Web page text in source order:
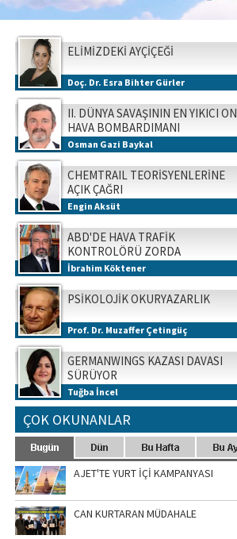
ELİMİZDEKİ AYÇİÇEĞİ
Doç. Dr. Esra Bihter Gürler
II. DÜNYA SAVAŞININ EN YIKICI ON
HAVA BOMBARDIMANI
Osman Gazi Baykal
CHEMTRAIL TEORİSYENLERİNE
AÇIK ÇAĞRI
Engin Aksüt
ABD'DE HAVA TRAFİK
KONTROLÖRÜ ZORDA
İbrahim Köktener
PSİKOLOJİK OKURYAZARLIK
Prof. Dr. Muzaffer Çetingüç
GERMANWINGS KAZASI DAVASI
SÜRÜYOR
Tuğba İncel
ÇOK OKUNANLAR
AJET'TE YURT İÇİ KAMPANYASI
CAN KURTARAN MÜDAHALE